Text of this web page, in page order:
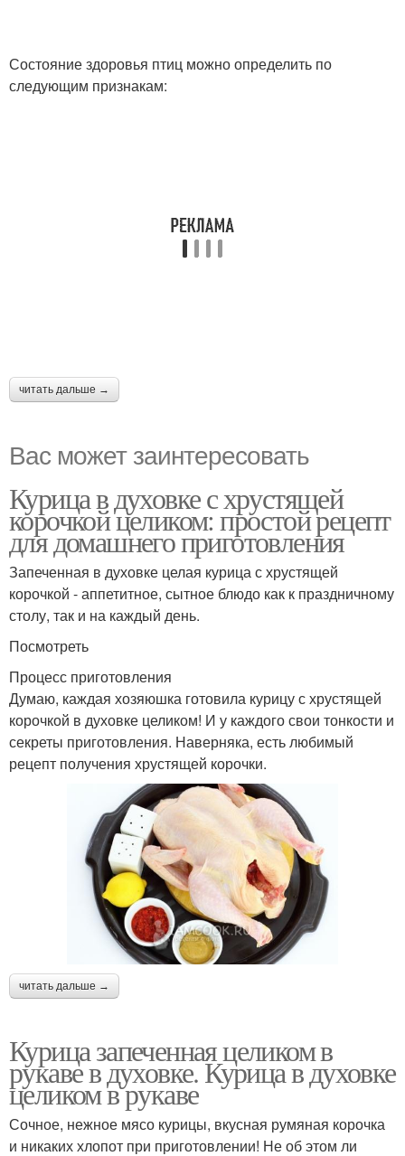
Состояние здоровья птиц можно определить по
следующим признакам:
читать дальше →
Вас может заинтересовать
Курица в духовке с хрустящей
корочкой целиком: простой рецепт
для домашнего приготовления
Запеченная в духовке целая курица с хрустящей
корочкой - аппетитное, сытное блюдо как к праздничному
столу, так и на каждый день.
Посмотреть
Процесс приготовления
Думаю, каждая хозяюшка готовила курицу с хрустящей
корочкой в духовке целиком! И у каждого свои тонкости и
секреты приготовления. Наверняка, есть любимый
рецепт получения хрустящей корочки.
читать дальше →
Курица запеченная целиком в
рукаве в духовке. Курица в духовке
целиком в рукаве
Сочное, нежное мясо курицы, вкусная румяная корочка
и никаких хлопот при приготовлении! Не об этом ли